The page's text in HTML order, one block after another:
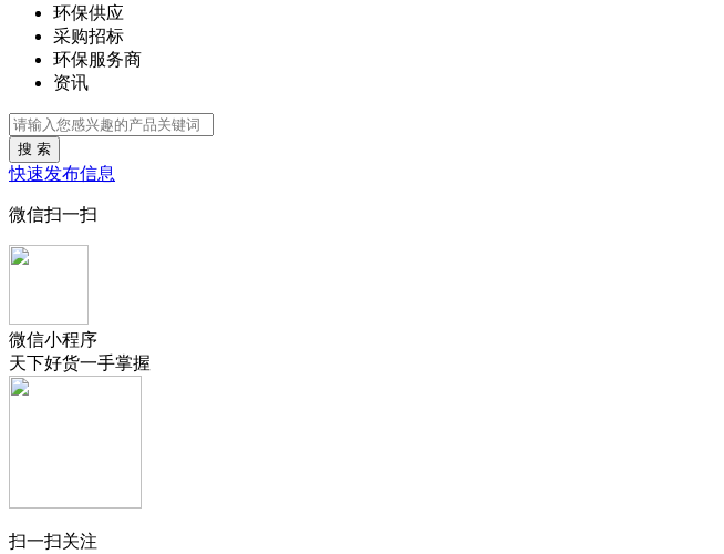
环保供应
采购招标
环保服务商
资讯
搜 索
快速发布信息
微信扫一扫
微信小程序
天下好货一手掌握
扫一扫关注